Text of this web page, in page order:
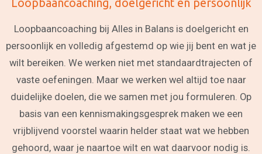
Loopbaancoaching, doelgericht en persoonlijk
Loopbaancoaching bij Alles in Balans is doelgericht en
persoonlijk en volledig afgestemd op wie jij bent en wat je
wilt bereiken. We werken niet met standaardtrajecten of
vaste oefeningen. Maar we werken wel altijd toe naar
duidelijke doelen, die we samen met jou formuleren. Op
basis van een kennismakingsgesprek maken we een
vrijblijvend voorstel waarin helder staat wat we hebben
gehoord, waar je naartoe wilt en wat daarvoor nodig is.